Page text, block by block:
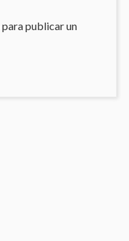
para publicar un